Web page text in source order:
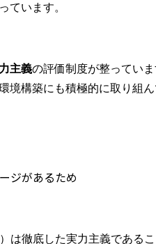
ています。
主義の評価制度が整ってい
境構築にも積極的に取り組
ジがあるため
は徹底した実力主義である